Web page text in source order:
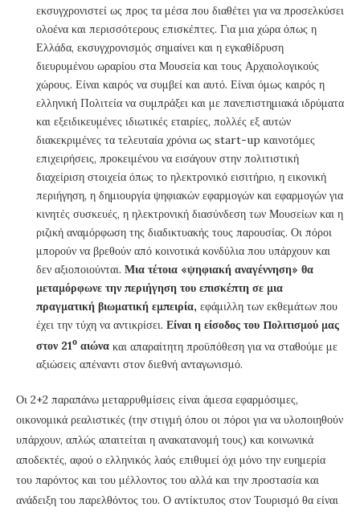
εκσυγχρονιστεί ως προς τα μέσα που διαθέτει για να προσελκύσει
ολοένα και περισσότερους επισκέπτες. Για μια χώρα όπως η
Ελλάδα, εκσυγχρονισμός σημαίνει και η εγκαθίδρυση
διευρυμένου ωραρίου στα Μουσεία και τους Αρχαιολογικούς
χώρους. Είναι καιρός να συμβεί και αυτό. Είναι όμως καιρός η
ελληνική Πολιτεία να συμπράξει και με πανεπιστημιακά ιδρύματα
και εξειδικευμένες ιδιωτικές εταιρίες, πολλές εξ αυτών
διακεκριμένες τα τελευταία χρόνια ως start-up καινοτόμες
επιχειρήσεις, προκειμένου να εισάγουν στην πολιτιστική
διαχείριση στοιχεία όπως το ηλεκτρονικό εισιτήριο, η εικονική
περιήγηση, η δημιουργία ψηφιακών εφαρμογών και εφαρμογών για
κινητές συσκευές, η ηλεκτρονική διασύνδεση των Μουσείων και η
ριζική αναμόρφωση της διαδικτυακής τους παρουσίας. Οι πόροι
μπορούν να βρεθούν από κοινοτικά κονδύλια που υπάρχουν και
δεν αξιοποιούνται. Μια τέτοια «ψηφιακή αναγέννηση» θα
μεταμόρφωνε την περιήγηση του επισκέπτη σε μια
πραγματική βιωματική εμπειρία, εφάμιλλη των εκθεμάτων που
έχει την τύχη να αντικρίσει. Είναι η είσοδος του Πολιτισμού μας
στον 21ο αιώνα και απαραίτητη προϋπόθεση για να σταθούμε με
αξιώσεις απέναντι στον διεθνή ανταγωνισμό.
Οι 2+2 παραπάνω μεταρρυθμίσεις είναι άμεσα εφαρμόσιμες,
οικονομικά ρεαλιστικές (την στιγμή όπου οι πόροι για να υλοποιηθούν
υπάρχουν, απλώς απαιτείται η ανακατανομή τους) και κοινωνικά
αποδεκτές, αφού ο ελληνικός λαός επιθυμεί όχι μόνο την ευημερία
του παρόντος και του μέλλοντος του αλλά και την προστασία και
ανάδειξη του παρελθόντος του. Ο αντίκτυπος στον Τουρισμό θα είναι